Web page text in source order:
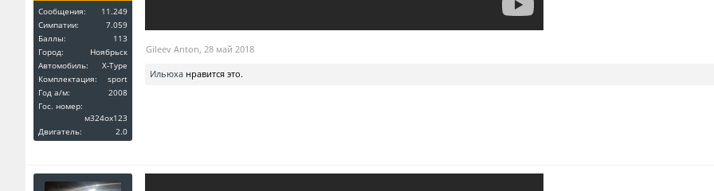
Сообщения:
11.249
Симпатии:
7.059
Баллы:
113
Город:
Ноябрьск
Автомобиль:
X-Type
Комплектация:
sport
Год a/м:
2008
Гос. номер:
м324ох123
Двигатель:
2.0
Gileev Anton, 28 май 2018
Ильюханравится это.